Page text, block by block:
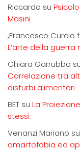
Riccardo su
Masini
,Francesco Curcio f
L’arte della guerra
Chiara Garrubba
Correlazione tra
disturbi alimentari
BET su La
stessi
Venanzi Mariano su
amartofobia ed